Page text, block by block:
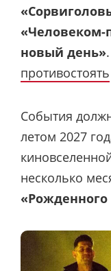
«Человеком-
новый день»
противостоять
События
летом 2027
несколько
«Рожденного